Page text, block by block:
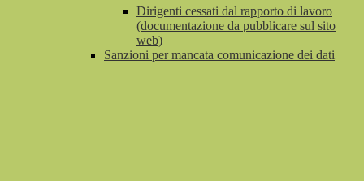
Dirigenti cessati dal rapporto di lavoro
(documentazione da pubblicare sul sito
web)
Sanzioni per mancata comunicazione dei dati